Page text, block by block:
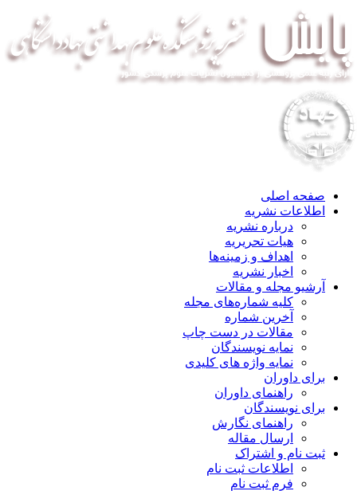
صفحه اصلی
اطلاعات نشریه
درباره نشریه
هیات تحریریه
اهداف و زمینه‌ها
اخبار نشریه
آرشیو مجله و مقالات
کلیه شماره‌های مجله
آخرین شماره
مقالات در دست چاپ
نمایه نویسندگان
نمایه واژه های کلیدی
برای داوران
راهنمای داوران
برای نویسندگان
راهنمای نگارش
ارسال مقاله
ثبت نام و اشتراک
اطلاعات ثبت نام
فرم ثبت نام